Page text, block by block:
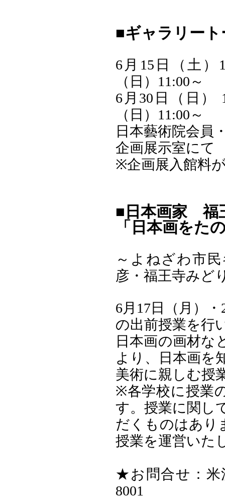
■ギャラリート
6月15日（土）
（日）11:00～
6月30日（日）
（日）11:00～
日本藝術院会員
企画展示室にて
※企画展入館料
■日本画家 福
「日本画をた
～よねざわ市
彦・福王寺みど
6月17日（月）
の出前授業を行
日本画の画材な
より、日本画を
美術に親しむ
※各学校に授業
す。授業に関し
だくものはあり
授業を運営いた
★お問合せ：米
8001